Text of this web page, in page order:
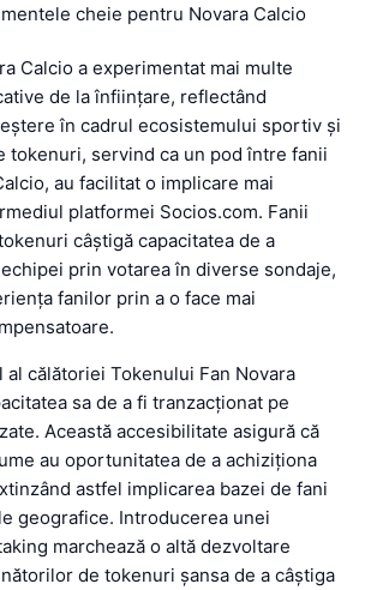
cheie pentru Novara Calcio
Calcio a experimentat mai multe
de la înființare, reflectând
în cadrul ecosistemului sportiv și
tokenuri, servind ca un pod între fanii
au facilitat o implicare mai
platformei Socios.com. Fanii
câștigă capacitatea de a
prin votarea în diverse sondaje,
fanilor prin a o face mai
al călătoriei Tokenului Fan Novara
sa de a fi tranzacționat pe
Această accesibilitate asigură că
au oportunitatea de a achiziționa
astfel implicarea bazei de fani
geografice. Introducerea unei
marchează o altă dezvoltare
de tokenuri șansa de a câștiga